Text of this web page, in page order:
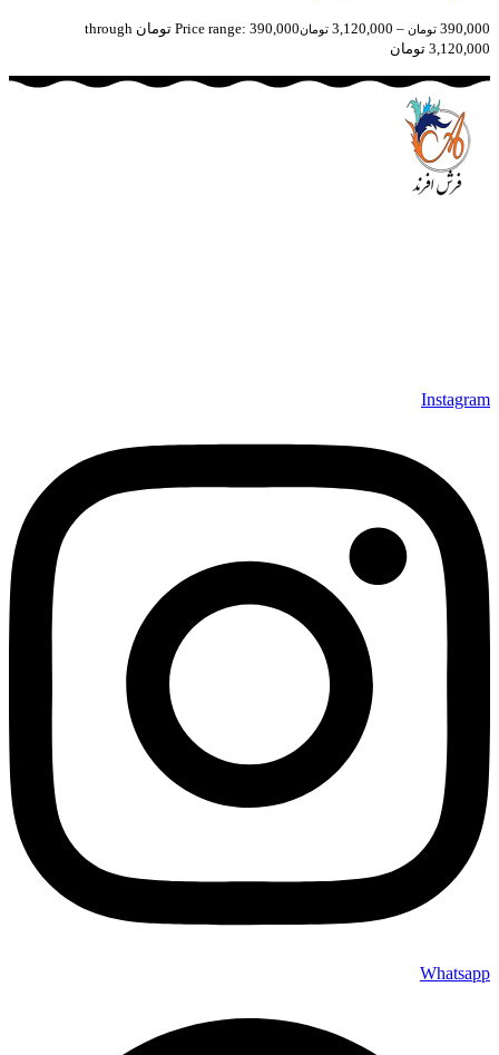
390,000 تومان –
3,120,000 تومان
Price range: 390,000 تومان through
3,120,000 تومان
Instagram
Whatsapp